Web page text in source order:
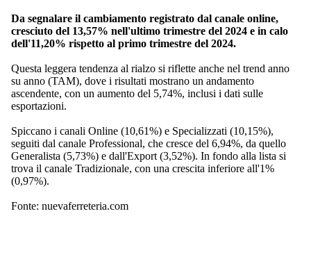
Da segnalare il cambiamento registrato dal canale online,
cresciuto del 13,57% nell'ultimo trimestre del 2024 e in calo
dell'11,20% rispetto al primo trimestre del 2024.
Questa leggera tendenza al rialzo si riflette anche nel trend anno
su anno (TAM), dove i risultati mostrano un andamento
ascendente, con un aumento del 5,74%, inclusi i dati sulle
esportazioni.
Spiccano i canali Online (10,61%) e Specializzati (10,15%),
seguiti dal canale Professional, che cresce del 6,94%, da quello
Generalista (5,73%) e dall'Export (3,52%). In fondo alla lista si
trova il canale Tradizionale, con una crescita inferiore all'1%
(0,97%).
Fonte: nuevaferreteria.com